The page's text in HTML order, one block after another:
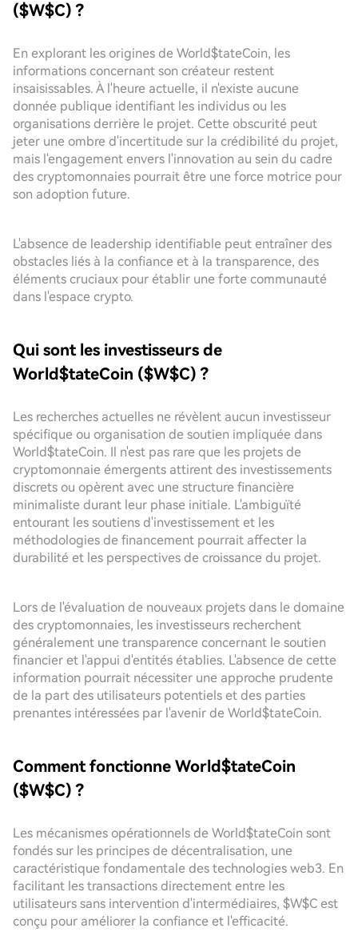
($W$C) ?
En explorant les origines de World$tateCoin, les
informations concernant son créateur restent
insaisissables. À l'heure actuelle, il n'existe aucune
donnée publique identifiant les individus ou les
organisations derrière le projet. Cette obscurité peut
jeter une ombre d'incertitude sur la crédibilité du projet,
mais l'engagement envers l'innovation au sein du cadre
des cryptomonnaies pourrait être une force motrice pour
son adoption future.
L'absence de leadership identifiable peut entraîner des
obstacles liés à la confiance et à la transparence, des
éléments cruciaux pour établir une forte communauté
dans l'espace crypto.
Qui sont les investisseurs de
World$tateCoin ($W$C) ?
Les recherches actuelles ne révèlent aucun investisseur
spécifique ou organisation de soutien impliquée dans
World$tateCoin. Il n'est pas rare que les projets de
cryptomonnaie émergents attirent des investissements
discrets ou opèrent avec une structure financière
minimaliste durant leur phase initiale. L'ambiguïté
entourant les soutiens d'investissement et les
méthodologies de financement pourrait affecter la
durabilité et les perspectives de croissance du projet.
Lors de l'évaluation de nouveaux projets dans le domaine
des cryptomonnaies, les investisseurs recherchent
généralement une transparence concernant le soutien
financier et l'appui d'entités établies. L'absence de cette
information pourrait nécessiter une approche prudente
de la part des utilisateurs potentiels et des parties
prenantes intéressées par l'avenir de World$tateCoin.
Comment fonctionne World$tateCoin
($W$C) ?
Les mécanismes opérationnels de World$tateCoin sont
fondés sur les principes de décentralisation, une
caractéristique fondamentale des technologies web3. En
facilitant les transactions directement entre les
utilisateurs sans intervention d'intermédiaires, $W$C est
conçu pour améliorer la confiance et l'efficacité.